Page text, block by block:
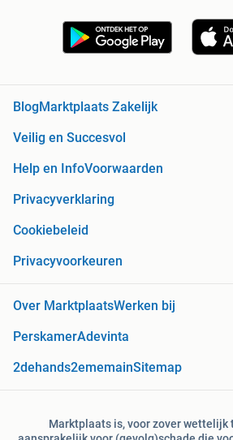
BlogMarktplaats Zakelijk
Veilig en Succesvol
Help en InfoVoorwaarden
Privacyverklaring
Cookiebeleid
Privacyvoorkeuren
Over MarktplaatsWerken bij
PerskamerAdevinta
2dehands2ememainSitemap
Marktplaats is, voor zover wettelijk